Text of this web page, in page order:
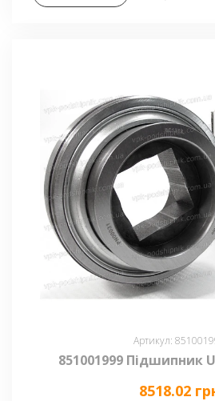
Артикул:
851001999 Підшипник
8518.02